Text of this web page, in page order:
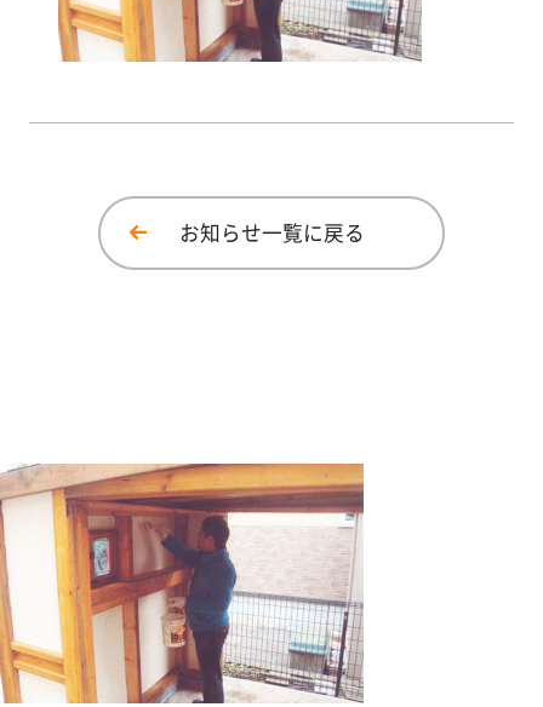
Q&A
知
ら
せ
お知らせ一覧に戻る